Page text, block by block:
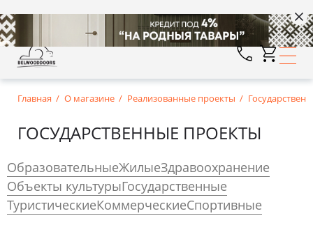
Главная О магазине Реализованные проекты
ГОСУДАРСТВЕННЫЕ ПРОЕКТЫ
ОбразовательныеЖилыеЗдравоохранение
Объекты культурыГосударственные
ТуристическиеКоммерческиеСпортивные